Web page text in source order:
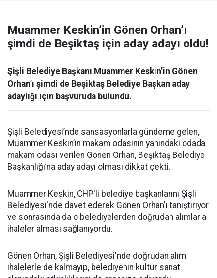
Muammer Keskin’in Gönen Orhan’ı
şimdi de Beşiktaş için aday adayı oldu!
Şişli Belediye Başkanı Muammer Keskin’in Gönen
Orhan’ı şimdi de Beşiktaş Belediye Başkan aday
adaylığı için başvuruda bulundu.
Şişli Belediyesi’nde sansasyonlarla gündeme gelen,
Muammer Keskin’in makam odasının yanındaki odada
makam odası verilen Gönen Orhan, Beşiktaş Belediye
Başkanlığı’na aday adayı olması dikkat çekti.
Muammer Keskin, CHP'li belediye başkanlarını Şişli
Belediyesi'nde davet ederek Gönen Orhan'ı tanıştırıyor
ve sonrasında da o belediyelerden doğrudan alımlarla
ihaleler alması sağlanıyordu.
Gönen Orhan, Şişli Belediyesi'nde doğrudan alım
ihalelerle de kalmayıp, belediyenin kültür sanat